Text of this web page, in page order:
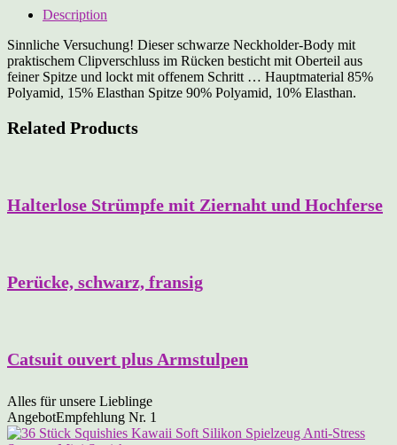
Description
Sinnliche Versuchung! Dieser schwarze Neckholder-Body mit
praktischem Clipverschluss im Rücken besticht mit Oberteil aus
feiner Spitze und lockt mit offenem Schritt … Hauptmaterial 85%
Polyamid, 15% Elasthan Spitze 90% Polyamid, 10% Elasthan.
Related Products
Halterlose Strümpfe mit Ziernaht und Hochferse
Perücke, schwarz, fransig
Catsuit ouvert plus Armstulpen
Alles für unsere Lieblinge
AngebotEmpfehlung Nr. 1